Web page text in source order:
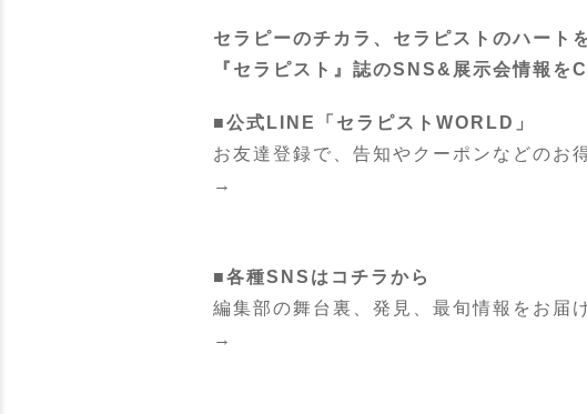
セラピーのチカラ、セラピストのハート
『セラピスト』誌のSNS&展示会情報
■公式LINE「セラピストWORLD」
お友達登録で、告知やクーポンなどのお
→
■各種SNSはコチラから
編集部の舞台裏、発見、最旬情報をお届
→